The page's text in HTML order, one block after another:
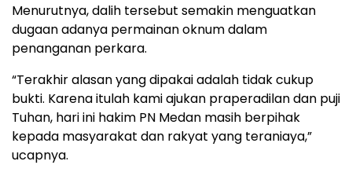
Menurutnya, dalih tersebut semakin menguatkan
dugaan adanya permainan oknum dalam
penanganan perkara.
“Terakhir alasan yang dipakai adalah tidak cukup
bukti. Karena itulah kami ajukan praperadilan dan puji
Tuhan, hari ini hakim PN Medan masih berpihak
kepada masyarakat dan rakyat yang teraniaya,”
ucapnya.